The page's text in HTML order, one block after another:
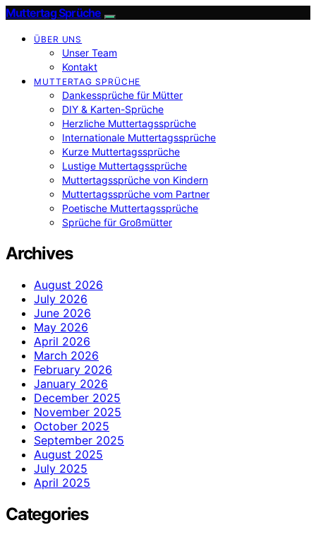
Muttertag Sprüche
ÜBER UNS
Unser Team
Kontakt
MUTTERTAG SPRÜCHE
Dankessprüche für Mütter
DIY & Karten-Sprüche
Herzliche Muttertagssprüche
Internationale Muttertagssprüche
Kurze Muttertagssprüche
Lustige Muttertagssprüche
Muttertagssprüche von Kindern
Muttertagssprüche vom Partner
Poetische Muttertagssprüche
Sprüche für Großmütter
Archives
August 2026
July 2026
June 2026
May 2026
April 2026
March 2026
February 2026
January 2026
December 2025
November 2025
October 2025
September 2025
August 2025
July 2025
April 2025
Categories